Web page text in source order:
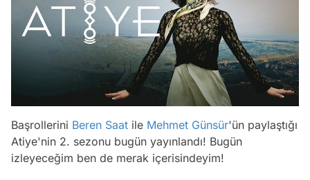
Başrollerini Beren Saat ile Mehmet Günsür'ün paylaştığı
Atiye'nin 2. sezonu bugün yayınlandı! Bugün
izleyeceğim ben de merak içerisindeyim!
Test